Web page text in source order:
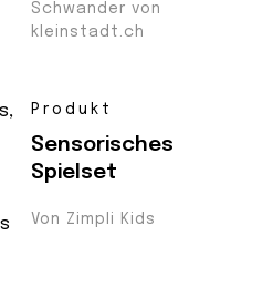
Schwander von
kleinstadt.ch
Produkt
Sensorisches
Spielset
Von Zimpli Kids